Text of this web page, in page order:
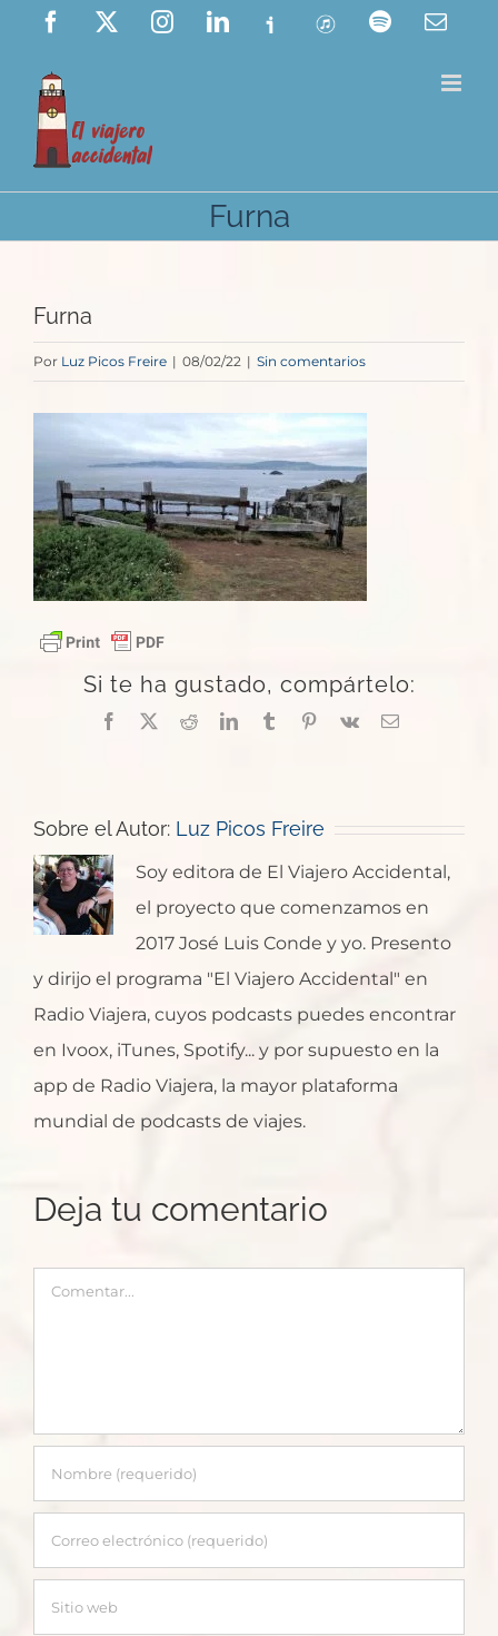
Saltar
contenido
Facebook InstagramLinkedIn
Ivoox ITunes Spotify
Furna
Furna
Por Luz Picos Freire | 08/02/22 | Sin comentarios
Si te ha gustado, compártelo:
Facebook
X RedditLinkedInTumblrPinterest
Vk
Correo
Sobre el Autor: Luz Picos Freire
Soy editora de El Viajero Accidental,
el proyecto que comenzamos en
2017 José Luis Conde y yo. Presento
y dirijo el programa "El Viajero Accidental" en
Radio Viajera, cuyos podcasts puedes encontrar
en Ivoox, iTunes, Spotify... y por supuesto en la
app de Radio Viajera, la mayor plataforma
mundial de podcasts de viajes.
Deja tu comentario
Comentar